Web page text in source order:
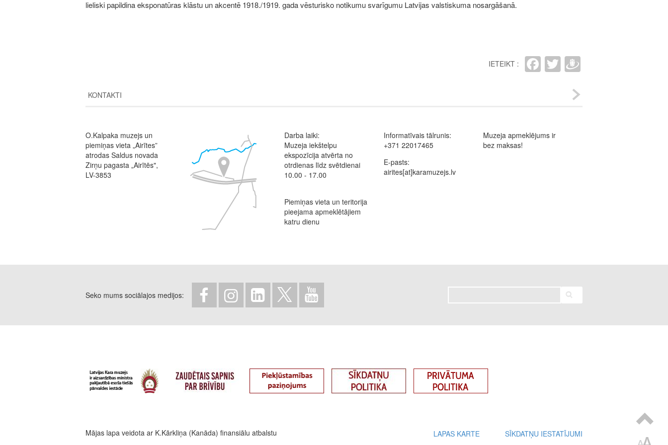
lieliski papildina eksponatūras klāstu un akcentē 1918./1919. gada vēsturisko notikumu svarīgumu Latvijas valstiskuma nosargāšanā.
IETEIKT : Facebook
Twitter
KONTAKTI
O.Kalpaka muzejs un
piemiņas vieta „Airītes”
atrodas Saldus novada
Zirņu pagasta „Airītēs",
LV-3853
Darba laiki:
Muzeja iekštelpu
ekspozīcija atvērta no
otrdienas līdz svētdienai
10.00 - 17.00
Piemiņas vieta un teritorija
pieejama apmeklētājiem
katru dienu
Informatīvais tālrunis:
+371 22017465
E-pasts:
airites[at]karamuzejs.lv
Muzeja apmeklējums ir
bez maksas!
Seko mums sociālajos medijos
Mājas lapa veidota ar K.Kārkliņa (Kanāda) finansiālu atbalstu LAPAS KARTE SĪKDATŅU IESTATĪJUMI